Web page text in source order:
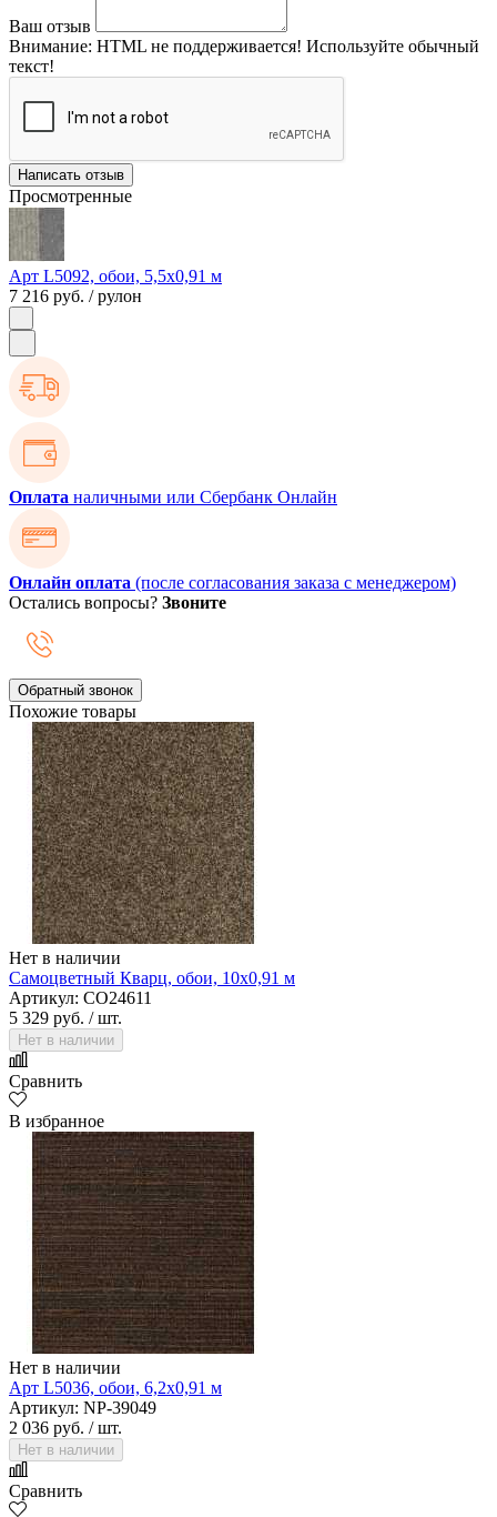
Ваш отзыв
Внимание: HTML не поддерживается! Используйте обычный
текст!
Написать отзыв
Просмотренные
Арт L5092, обои, 5,5х0,91 м
7 216 руб. / рулон
Оплата наличными или Сбербанк Онлайн
Онлайн оплата (после согласования заказа с менеджером)
Остались вопросы? Звоните
Обратный звонок
Похожие товары
Нет в наличии
Самоцветный Кварц, обои, 10х0,91 м
Артикул: CO24611
5 329 руб. / шт.
Нет в наличии
Сравнить
В избранное
Нет в наличии
Арт L5036, обои, 6,2х0,91 м
Артикул: NP-39049
2 036 руб. / шт.
Нет в наличии
Сравнить